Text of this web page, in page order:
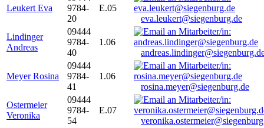
Leukert Eva
9784-
20
E.05
eva.leukert@siegenburg.de
Lindinger
Andreas
09444
9784-
40
1.06
Meyer Rosina
09444
9784-
41
1.06
rosina.meyer@siegenburg.de
Ostermeier
Veronika
09444
9784-
54
E.07